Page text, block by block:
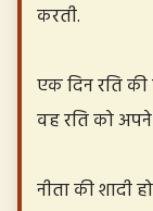
करती.
एक दिन रति
वह रति को
नीता की शादी